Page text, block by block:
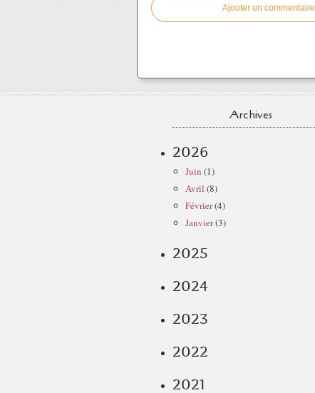
Ajouter un commentaire
Archives
2026
Juin (1)
Avril (8)
Février(4)
Janvier(3)
2025
2024
2023
2022
2021